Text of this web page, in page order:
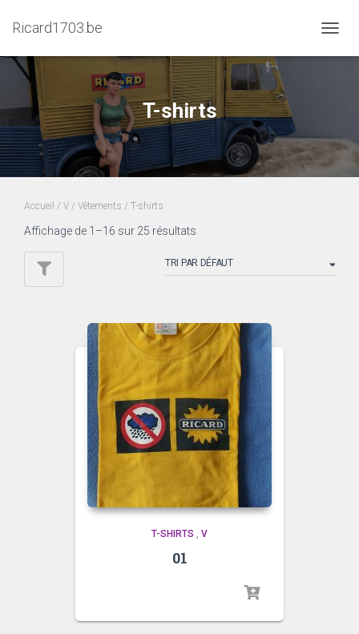
Ricard1703.be
LA
T-shirts
Accueil / V / Vêtements / T-shirts
Affichage de 1–16 sur 25 résultats
T-SHIRTS , V
01